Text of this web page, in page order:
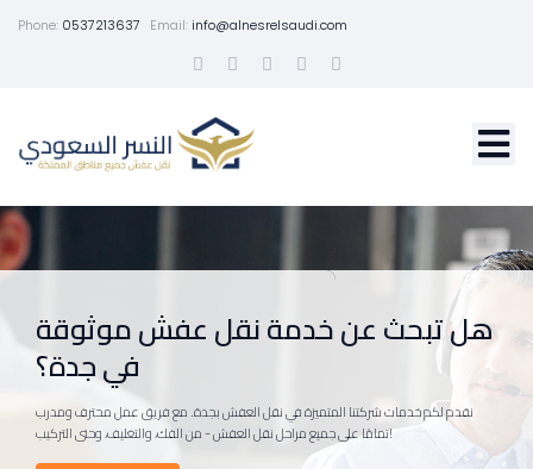
Phone: 0537213637 Email:info@alnesrelsaudi.com
هل تبحث عن خدمة نقل عفش موثوقة
في جدة؟
نقدم لكم خدمات شركتنا المتميزة في نقل العفش بجدة. مع فريق عمل محترف ومدرب
تمامًا على جميع مراحل نقل العفش - من الفك، والتغليف، وحتى التركيب!